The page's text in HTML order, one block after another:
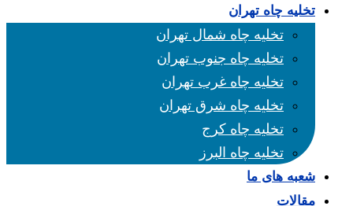
تخلیه چاه تهران
تخلیه چاه شمال تهران
تخلیه چاه جنوب تهران
تخلیه چاه غرب تهران
تخلیه چاه شرق تهران
تخلیه چاه کرج
تخلیه چاه البرز
شعبه های ما
مقالات